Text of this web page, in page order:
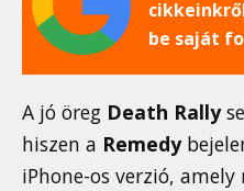
be saját
A jó öreg Death Rally
hiszen a Remedy
iPhone-os verzió,